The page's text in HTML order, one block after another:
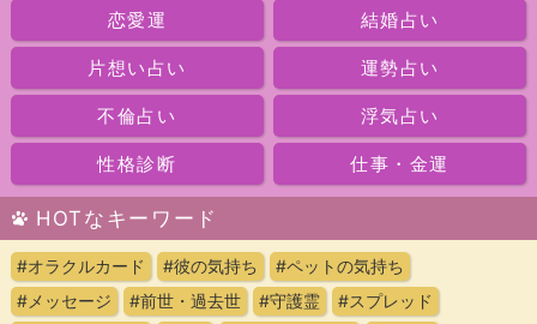
恋愛運 結婚占い
片想い占い 運勢占い
不倫占い 浮気占い
性格診断 仕事・金運
HOTなキーワード
#オラクルカード #彼の気持ち
#ペットの気持ち
#メッセージ
#前世・過去世 #守護霊
#スプレッド